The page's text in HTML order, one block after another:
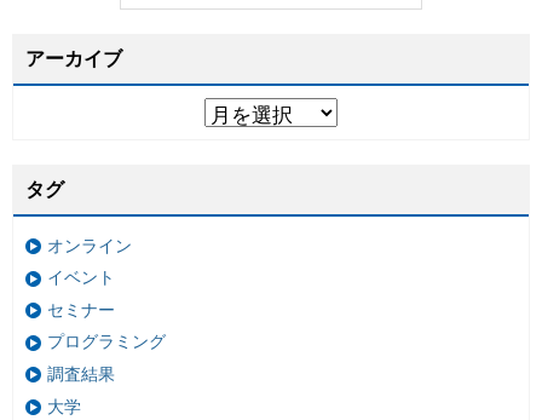
アーカイブ
タグ
オンライン
イベント
セミナー
プログラミング
調査結果
大学